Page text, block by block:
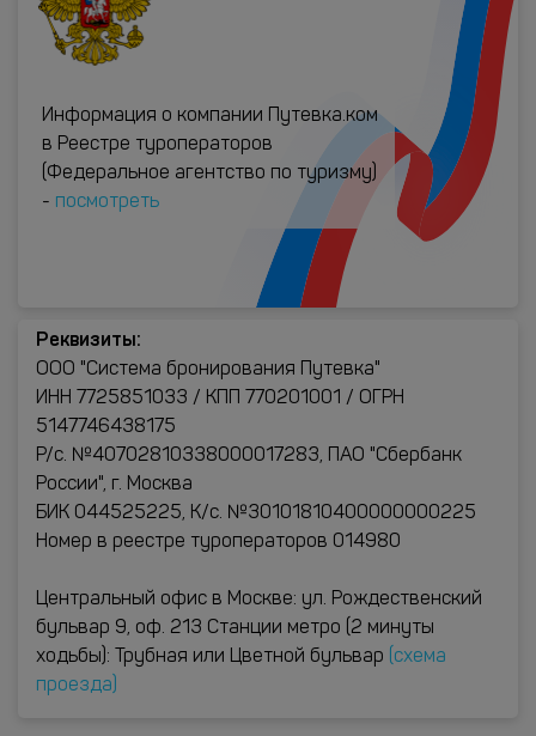
Информация о компании Путевка.ком
в Реестре туроператоров
(Федеральное агентство по туризму)
- посмотреть
Реквизиты:
ООО "Система бронирования Путевка"
ИНН 7725851033 / КПП 770201001 / ОГРН
5147746438175
Р/с. №40702810338000017283, ПАО "Сбербанк
России", г. Москва
БИК 044525225, К/с. №30101810400000000225
Номер в реестре туроператоров 014980
Центральный офис в Москве: ул. Рождественский
бульвар 9, оф. 213 Станции метро (2 минуты
ходьбы): Трубная или Цветной бульвар
(схема
проезда)